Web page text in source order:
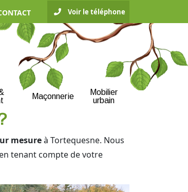
Voir le téléphone
Maçonnerie
Mobilier
urbain
mesureà Tortequesne. Nous
tenant compte de votre